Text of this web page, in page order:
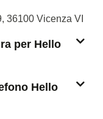
36100 Vicenza VI
per Hello
Hello